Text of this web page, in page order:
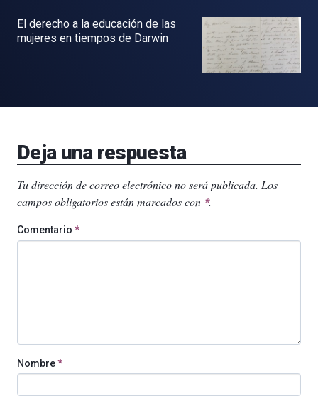
El derecho a la educación de las
mujeres en tiempos de Darwin
Deja una respuesta
Tu dirección de correo electrónico no será publicada. Los
campos obligatorios están marcados con *.
Comentario *
Nombre*